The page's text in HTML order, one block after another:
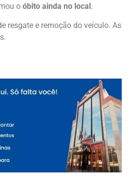
o óbito ainda no local .
resgate e remoção do veículo. As